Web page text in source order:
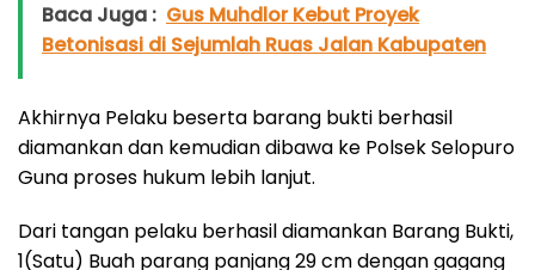
Baca Juga : Gus Muhdlor Kebut Proyek
Betonisasi di Sejumlah Ruas Jalan Kabupaten
Akhirnya Pelaku beserta barang bukti berhasil
diamankan dan kemudian dibawa ke Polsek Selopuro
Guna proses hukum lebih lanjut.
Dari tangan pelaku berhasil diamankan Barang Bukti,
1(Satu) Buah parang panjang 29 cm dengan gagang